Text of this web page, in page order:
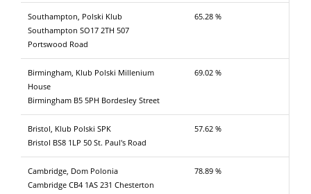
Southampton, Polski Klub
Southampton SO17 2TH 507
Portswood Road
65.28 %
Birmingham, Klub Polski Millenium
House
Birmingham B5 5PH Bordesley Street
69.02 %
Bristol, Klub Polski SPK
Bristol BS8 1LP 50 St. Paul's Road
57.62 %
Cambridge, Dom Polonia
Cambridge CB4 1AS 231 Chesterton
78.89 %